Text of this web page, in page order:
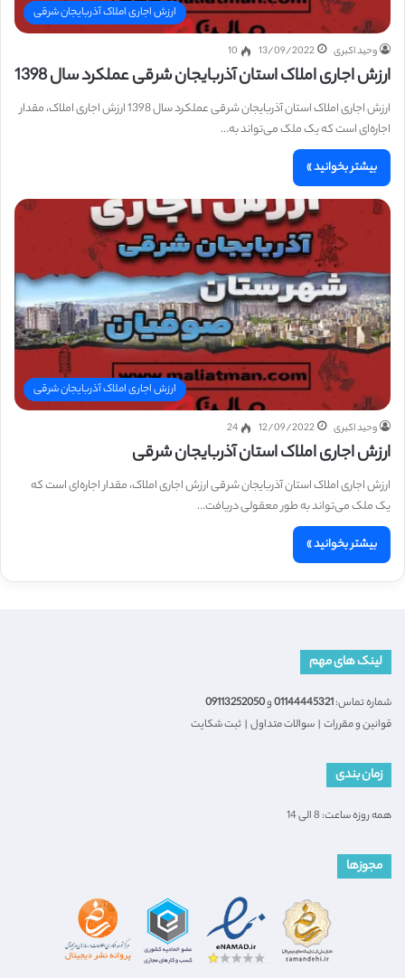
ارزش اجاری املاک آذربایجان شرقی
وحید اکبری 13/09/2022
10
ارزش اجاری املاک استان آذربایجان شرقی عملکرد سال 1398
ارزش اجاری املاک استان آذربایجان شرقی عملکرد سال 1398 ارزش اجاری املاک، مقدار
اجاره‌ای است که یک ملک می‌تواند به…
بیشتر بخوانید »
ارزش اجاری املاک آذربایجان شرقی
وحید اکبری 12/09/2022
24
ارزش اجاری املاک استان آذربایجان شرقی
ارزش اجاری املاک استان آذربایجان شرقی ارزش اجاری املاک، مقدار اجاره‌ای است که
یک ملک می‌تواند به طور معقولی دریافت…
بیشتر بخوانید »
لینک های مهم
شماره تماس:01144445321و09113252050
قوانین و مقررات | سوالات متداول | ثبت شکایت
زمان بندی
همه روزه ساعت: 8 الی 14
مجوزها